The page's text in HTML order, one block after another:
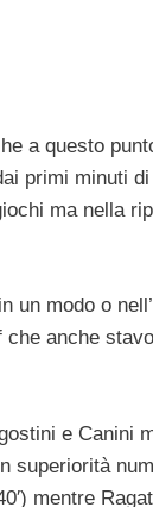
a questo
minuti di
ma nella
un modo o
anche
e Canini
superiorità
mentre